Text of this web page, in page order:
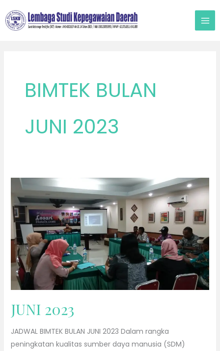
ke
konten
BIMTEK BULAN
JUNI 2023
JUNI 2023
JADWAL BIMTEK BULAN JUNI 2023 Dalam rangka
peningkatan kualitas sumber daya manusia (SDM)
JUNI
2023